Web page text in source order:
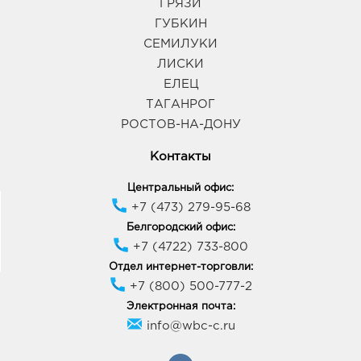
399778, Липецкая область, г Елец, ш Московское,
График работы: 9:00 - 20:00
Курчатов Линия: руб.
Энергетиков, Владение 46
График работы:
Курск Европа-40: руб.
305040, Курская обл, г Курск, ул Студенческая, зд.
ГРЯЗИ
ГУБКИН
СЕМИЛУКИ
ЛИСКИ
ЕЛЕЦ
ТАГАНРОГ
РОСТОВ-НА-ДОНУ
Контакты
Центральный офис:
+7 (473) 279-95-68
Белгородский офис:
+7 (4722) 733-800
Отдел интернет-торговли:
+7 (800) 500-777-2
Электронная почта:
info@wbc-c.ru